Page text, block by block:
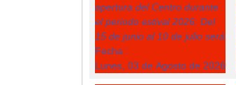
apertura del Centro durante
el periodo estival 2026: Del
15 de junio al 10 de julio será
Fecha :
Lunes, 03 de Agosto de 2026